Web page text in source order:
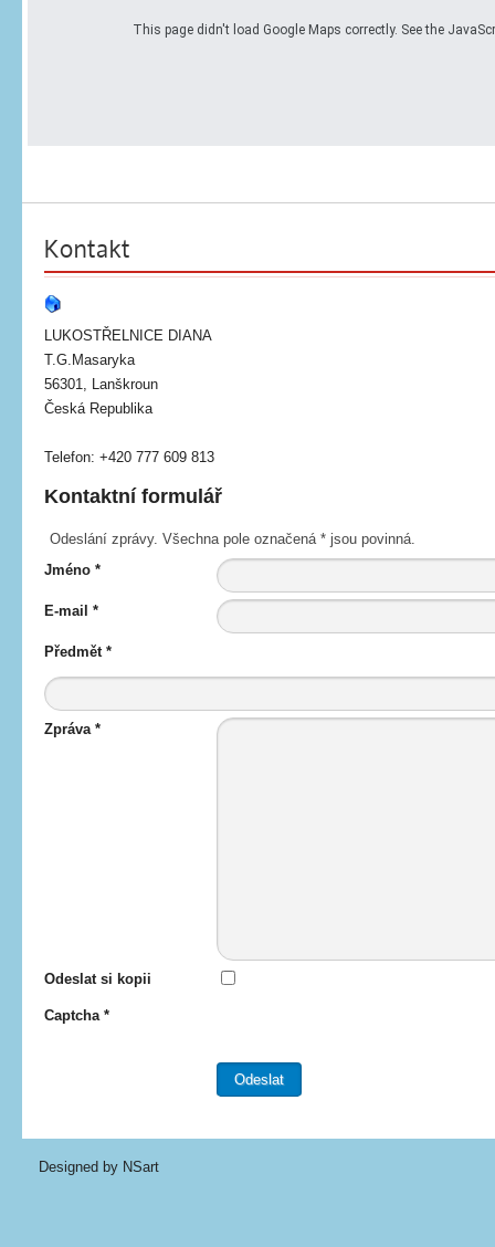
This page didn't load Google Maps correctly. See the
Kontakt
LUKOSTŘELNICE DIANA
T.G.Masaryka
56301, Lanškroun
Česká Republika
Telefon: +420 777 609 813
Kontaktní formulář
Odeslání zprávy. Všechna pole označená * jsou povinná.
Jméno *
E-mail *
Předmět*
Zpráva*
Odeslat si kopii
Captcha*
Odeslat
Designed by NSart